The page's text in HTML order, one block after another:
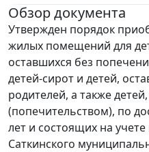
Обзор документа
Утвержден порядок
жилых помещений для
оставшихся без
детей-сирот и детей,
родителей, а также
(попечительством), по
лет и состоящих на
Саткинского